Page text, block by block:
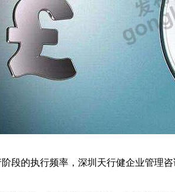
段的执行频率，深圳天行健企业管理